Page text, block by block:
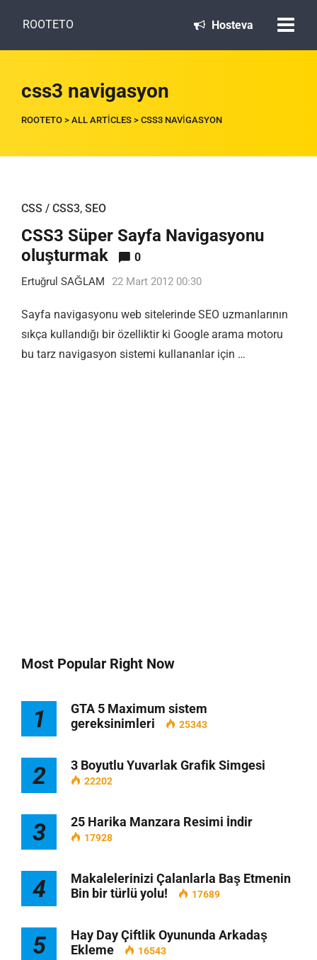
ROOTETO Hosteva
css3 navigasyon
ROOTETO > ALL ARTICLES > CSS3 NAVIGASYON
CSS / CSS3, SEO
CSS3 Süper Sayfa Navigasyonu
oluşturmak
0
Ertuğrul SAĞLAM 22 Mart 2012 00:30
Sayfa navigasyonu web sitelerinde SEO uzmanlarının
sıkça kullandığı bir özelliktir ki Google arama motoru
bu tarz navigasyon sistemi kullananlar için …
Most Popular Right Now
1
GTA 5 Maximum sistem
gereksinimleri
25343
2 3 Boyutlu Yuvarlak Grafik Simgesi
22202
3 25 Harika Manzara Resimi İndir
17928
4
Makalelerinizi Çalanlarla Baş Etmenin
Bin bir türlü yolu!
17689
5
Hay Day Çiftlik Oyununda Arkadaş
Ekleme
16543